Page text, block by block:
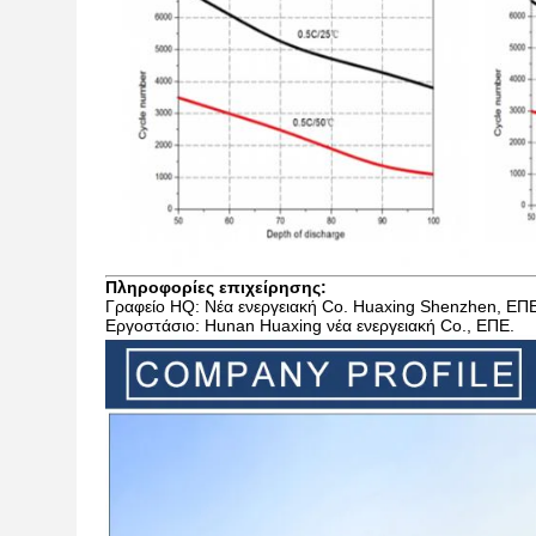
Πληροφορίες επιχείρησης:
Γραφείο HQ: Νέα ενεργειακή Co. Huaxing Shenzhen,
Εργοστάσιο: Hunan Huaxing νέα ενεργειακή Co., ΕΠΕ.